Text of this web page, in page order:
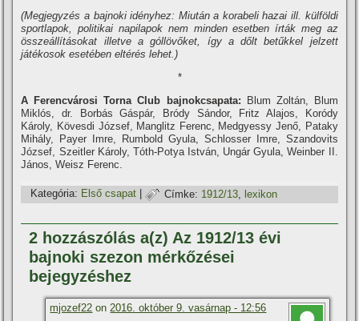
(Megjegyzés a bajnoki idényhez: Miután a korabeli hazai ill. külföldi
sportlapok, politikai napilapok nem minden esetben í­rták meg az
összeállí­tásokat illetve a góllövőket, í­gy a dőlt betűkkel jelzett
játékosok esetében eltérés lehet.)
*
A Ferencvárosi Torna Club bajnokcsapata:
Blum Zoltán, Blum
Miklós, dr. Borbás Gáspár, Bródy Sándor, Fritz Alajos, Koródy
Károly, Kövesdi József, Manglitz Ferenc, Medgyessy Jenő, Pataky
Mihály, Payer Imre, Rumbold Gyula, Schlosser Imre, Szandovits
József, Szeitler Károly, Tóth-Potya István, Ungár Gyula, Weinber II.
János, Weisz Ferenc.
Kategória: Első csapat | Címke: 1912/13 ,lexikon
2 hozzászólás a(z) Az 1912/13 évi
bajnoki szezon mérkőzései
bejegyzéshez
mjozef22 on2016. október 9. vasárnap - 12:56